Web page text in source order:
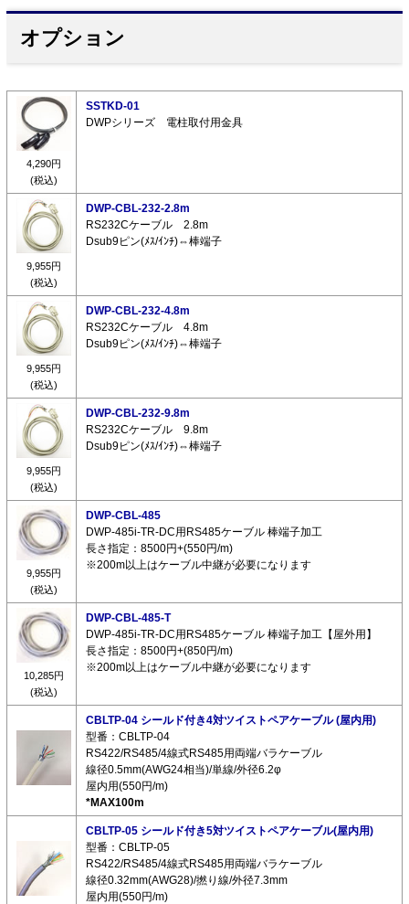
オプション
4,290円
(税込)
SSTKD-01
DWPシリーズ 電柱取付用金具
9,955円
(税込)
DWP-CBL-232-2.8m
RS232Cケーブル 2.8m
Dsub9ピン(ﾒｽ/ｲﾝﾁ)⇔棒端子
9,955円
(税込)
DWP-CBL-232-4.8m
RS232Cケーブル 4.8m
Dsub9ピン(ﾒｽ/ｲﾝﾁ)⇔棒端子
9,955円
(税込)
DWP-CBL-232-9.8m
RS232Cケーブル 9.8m
Dsub9ピン(ﾒｽ/ｲﾝﾁ)⇔棒端子
9,955円
(税込)
DWP-CBL-485
DWP-485i-TR-DC用RS485ケーブル 棒端子加工
長さ指定：8500円+(550円/m)
※200m以上はケーブル中継が必要になります
10,285円
(税込)
DWP-CBL-485-T
DWP-485i-TR-DC用RS485ケーブル 棒端子加工【屋外用】
長さ指定：8500円+(850円/m)
※200m以上はケーブル中継が必要になります
CBLTP-04 シールド付き4対ツイストペアケーブル (屋内用)
型番：CBLTP-04
RS422/RS485/4線式RS485用両端バラケーブル
線径0.5mm(AWG24相当)/単線/外径6.2φ
屋内用(550円/m)
*MAX100m
CBLTP-05 シールド付き5対ツイストペアケーブル(屋内用)
型番：CBLTP-05
RS422/RS485/4線式RS485用両端バラケーブル
線径0.32mm(AWG28)/撚り線/外径7.3mm
屋内用(550円/m)